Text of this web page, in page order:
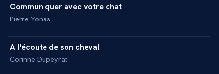
REPORTAGE
Communiquer avec votre chat
Pierre Yonas
REPORTAGE
A l'écoute de son cheval
Corinne Dupeyrat